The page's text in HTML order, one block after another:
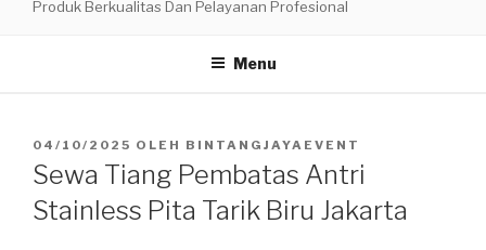
Produk Berkualitas Dan Pelayanan Profesional
Menu
DIPOSKAN
PADA
04/10/2025 OLEH BINTANGJAYAEVENT
Sewa Tiang Pembatas Antri
Stainless Pita Tarik Biru Jakarta